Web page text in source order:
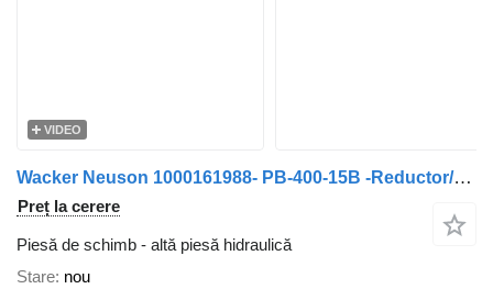
VIDEO
Wacker Neuson 1000161988- PB-400-15B -Reductor/Gearbox/Getriebe
Preț la cerere
Piesă de schimb - altă piesă hidraulică
Stare nou